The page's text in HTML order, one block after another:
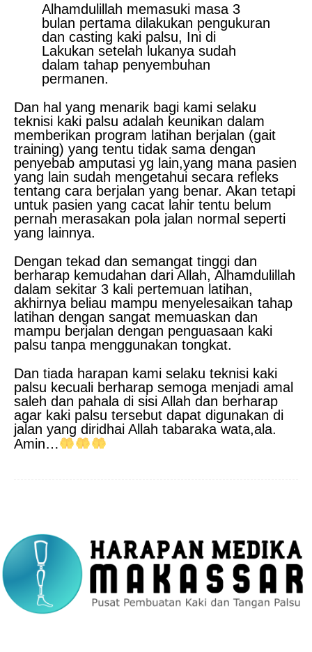
Alhamdulillah memasuki masa 3
bulan pertama dilakukan pengukuran
dan casting kaki palsu, Ini di
Lakukan setelah lukanya sudah
dalam tahap penyembuhan
permanen.
Dan hal yang menarik bagi kami selaku
teknisi kaki palsu adalah keunikan dalam
memberikan program latihan berjalan (gait
training) yang tentu tidak sama dengan
penyebab amputasi yg lain,yang mana pasien
yang lain sudah mengetahui secara refleks
tentang cara berjalan yang benar. Akan tetapi
untuk pasien yang cacat lahir tentu belum
pernah merasakan pola jalan normal seperti
yang lainnya.
Dengan tekad dan semangat tinggi dan
berharap kemudahan dari Allah, Alhamdulillah
dalam sekitar 3 kali pertemuan latihan,
akhirnya beliau mampu menyelesaikan tahap
latihan dengan sangat memuaskan dan
mampu berjalan dengan penguasaan kaki
palsu tanpa menggunakan tongkat.
Dan tiada harapan kami selaku teknisi kaki
palsu kecuali berharap semoga menjadi amal
saleh dan pahala di sisi Allah dan berharap
agar kaki palsu tersebut dapat digunakan di
jalan yang diridhai Allah tabaraka wata,ala.
Amin…